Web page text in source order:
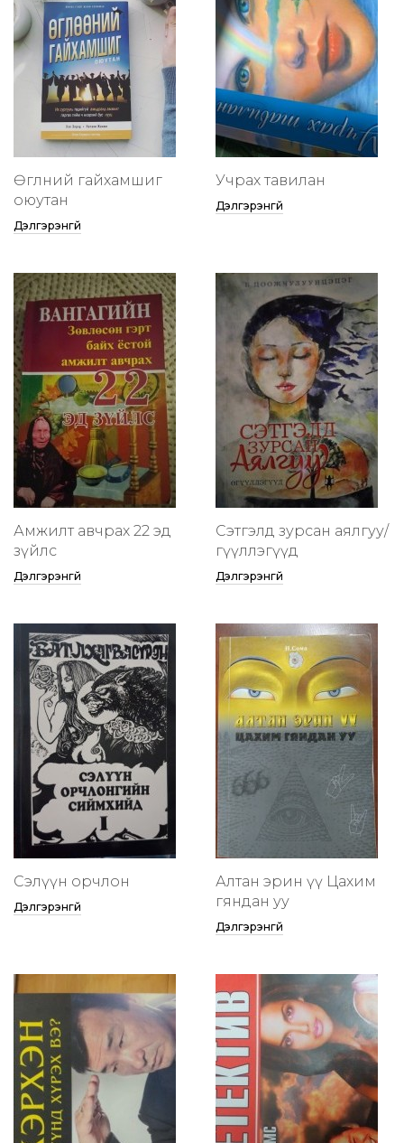
Өглөөний гайхамшиг
оюутан
Дэлгэрэнгүй
Учрах тавилан
Дэлгэрэнгүй
Амжилт авчрах 22 эд
зүйлс
Дэлгэрэнгүй
Сэтгэлд зурсан аялгуу/
өгүүллэгүүд
Дэлгэрэнгүй
Сэлүүн орчлон
Дэлгэрэнгүй
Алтан эрин үү Цахим
гяндан уу
Дэлгэрэнгүй